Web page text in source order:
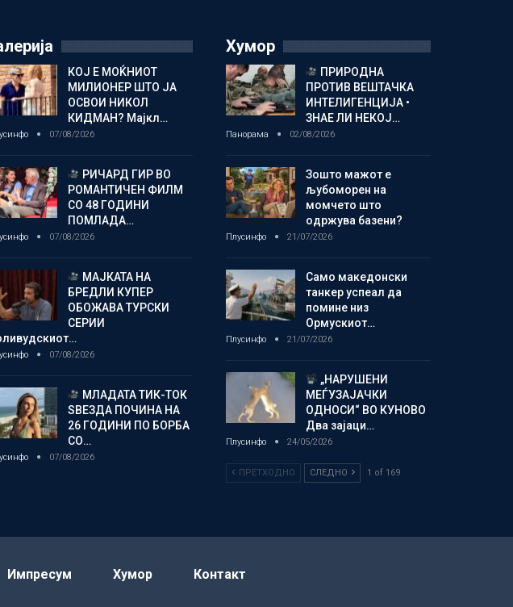
КОЈ Е МОЌНИОТ
МИЛИОНЕР ШТО ЈА
ОСВОИ НИКОЛ
КИДМАН? Мајкл…
07/08/2026
РИЧАРД ГИР ВО
РОМАНТИЧЕН ФИЛМ
СО 48 ГОДИНИ
ПОМЛАДА…
07/08/2026
МАЈКАТА НА
БРЕДЛИ КУПЕР
ОБОЖАВА ТУРСКИ
СЕРИИ
07/08/2026
МЛАДАТА ТИК-ТОК
ЅВЕЗДА ПОЧИНА НА
26 ГОДИНИ ПО БОРБА
СО…
07/08/2026
Хумор
ПРИРОДНА
ПРОТИВ ВЕШТАЧКА
ИНТЕЛИГЕНЦИЈА •
ЗНАЕ ЛИ НЕКОЈ…
Панорама 02/08/2026
Зошто мажот е
љубоморен на
момчето што
одржува базени?
Плусинфо 21/07/2026
Само македонски
танкер успеал да
помине низ
Ормускиот…
Плусинфо 21/07/2026
„НАРУШЕНИ
МЕЃУЗАЈАЧКИ
ОДНОСИ“ ВО КУНОВО
Два зајаци…
Плусинфо 24/05/2026
ПРЕТХОДНО СЛЕДНО 1 of 169
Импресум Хумор Контакт